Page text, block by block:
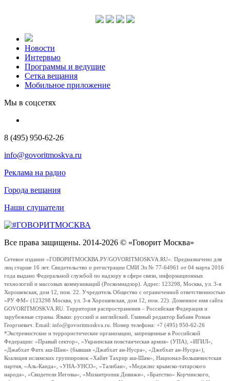
Новости
Интервью
Программы и ведущие
Сетка вещания
Мобильное приложение
Мы в соцсетях
8 (495) 950-62-26
info@govoritmoskva.ru
Реклама на радио
Города вещания
Наши слушатели
Все права защищены. 2014-2026 © «Говорит Москва»
Сетевое издание «ГОВОРИТМОСКВА.РУ/GOVORITMOSKVA.RU». Предназначено для
лиц старше 16 лет. Свидетельство о регистрации СМИ Эл № 77-64961 от 04 марта 2016
года выдано Федеральной службой по надзору в сфере связи, информационных
технологий и массовых коммуникаций (Роскомнадзор). Адрес: 123298, Москва, ул. 3-я
Хорошевская, дом 12, пом. 22. Учредитель Общество с ограниченной ответственностью
«РУ ФМ» (123298 Москва, ул. 3-я Хорошевская, дом 12, пом. 22). Доменное имя сайта
GOVORITMOSKVA.RU. Территория распространения – Российская Федерация и
зарубежные страны. Языки: русский и английский. Главный редактор Бабаян Роман
Георгиевич. Email: info@govoritmoskva.ru. Номер телефона: +7 (495) 950-62-26
*Экстремистские и террористические организации, запрещенные в Российской
Федерации: «Правый сектор», «Украинская повстанческая армия» (УПА), «ИГИЛ»,
«Джабхат Фатх аш-Шам» (бывшая «Джабхат ан-Нусра», «Джебхат ан-Нусра»),
Коалиция исламских группировок «Хайят Тахрир аш-Шам», Национал-Большевистская
партия, «Аль-Каида», «УНА-УНСО», «Талибан», «Меджлис крымско-татарского
народа», «Свидетели Иеговы», «Мизантропик Дивижн», «Братство» Корчинского,